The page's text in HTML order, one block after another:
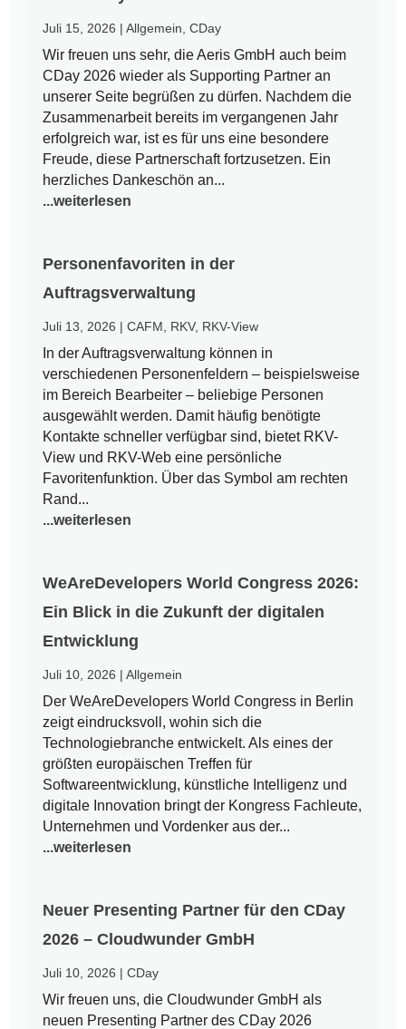
Juli 15, 2026 |Allgemein ,CDay
Wir freuen uns sehr, die Aeris GmbH auch beim
CDay 2026 wieder als Supporting Partner an
unserer Seite begrüßen zu dürfen. Nachdem die
Zusammenarbeit bereits im vergangenen Jahr
erfolgreich war, ist es für uns eine besondere
Freude, diese Partnerschaft fortzusetzen. Ein
herzliches Dankeschön an...
...weiterlesen
Personenfavoriten in der
Auftragsverwaltung
Juli 13, 2026 |CAFM RKV, RKV-View
In der Auftragsverwaltung können in
verschiedenen Personenfeldern – beispielsweise
im Bereich Bearbeiter – beliebige Personen
ausgewählt werden. Damit häufig benötigte
Kontakte schneller verfügbar sind, bietet RKV-
View und RKV-Web eine persönliche
Favoritenfunktion. Über das Symbol am rechten
Rand...
...weiterlesen
WeAreDevelopers World Congress 2026:
Ein Blick in die Zukunft der digitalen
Entwicklung
Juli 10, 2026 |Allgemein
Der WeAreDevelopers World Congress in Berlin
zeigt eindrucksvoll, wohin sich die
Technologiebranche entwickelt. Als eines der
größten europäischen Treffen für
Softwareentwicklung, künstliche Intelligenz und
digitale Innovation bringt der Kongress Fachleute,
Unternehmen und Vordenker aus der...
...weiterlesen
Neuer Presenting Partner für den CDay
2026 – Cloudwunder GmbH
Juli 10, 2026 |CDay
Wir freuen uns, die Cloudwunder GmbH als
neuen Presenting Partner des CDay 2026